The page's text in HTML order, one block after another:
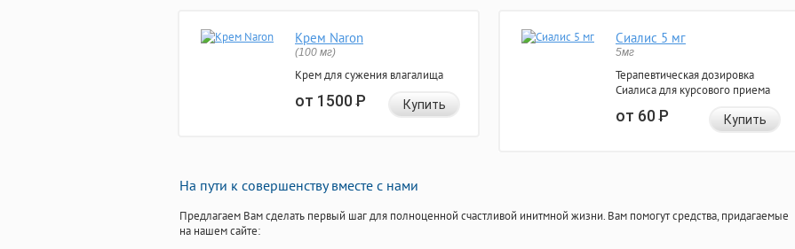
Крем Naron
(100 мг)
Крем для сужения влагалища
от 1500Р Купить
Сиалис 5 мг
5мг
Терапевтическая дозировка
Сиалиса для курсового приема
от 60Р Купить
На пути к совершенству вместе с нами
Предлагаем Вам сделать первый шаг для полноценной счастливой инитмной жизни. Вам помогут средства, придагаемые
на нашем сайте: